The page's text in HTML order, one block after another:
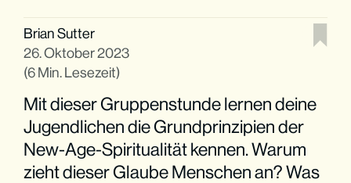
Brian Sutter
26. Oktober 2023
(6 Min. Lesezeit)
Mit dieser Gruppenstunde lernen deine
Jugendlichen die Grundprinzipien der
New-Age-Spiritualität kennen. Warum
zieht dieser Glaube Menschen an? Was